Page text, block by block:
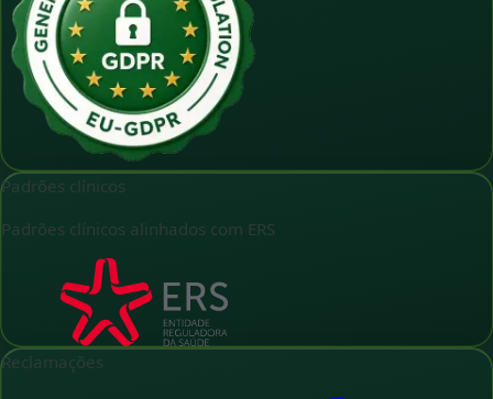
Padrões clínicos
Padrões clínicos alinhados com ERS
Reclamações